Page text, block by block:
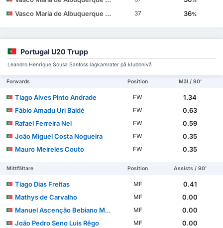
Vasco Maria de Albuquerque Botelho da Costa 37 36%
Portugal U20 Trupp
Leandro Henrique Sousa Santoss lagkamrater på klubbnivå
Forwards Position Mål / 90'
Tiago Alves Pinto Andrade FW
1.34
Fábio Amadu Uri Baldé
FW
0.63
Rafael Ferreira Nel
FW
0.59
João Miguel Costa Nogueira
FW
0.35
Mauro Meireles Couto
FW 0.35
Mittfältare Position Assists / 90'
Tiago Dias Freitas MF
0.41
Mathys de Carvalho
MF
0.00
Manuel Ascenção Bebiano Mendonça
MF
0.00
João Pedro Seno Luis Rêgo
MF
0.00